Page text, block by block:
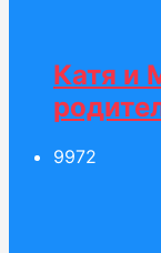
Катя и
9972